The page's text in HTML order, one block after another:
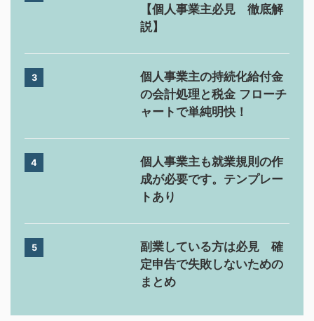
【個人事業主必見 徹底解
説】
3
個人事業主の持続化給付金
の会計処理と税金 フローチ
ャートで単純明快！
4
個人事業主も就業規則の作
成が必要です。テンプレー
トあり
5
副業している方は必見 確
定申告で失敗しないための
まとめ